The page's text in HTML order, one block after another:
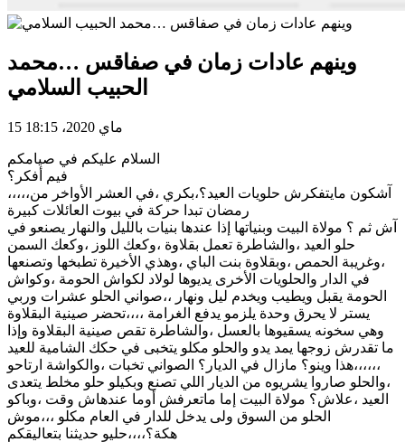
وينهم عادات زمان في صفاقس …محمد
الحبيب السلامي
15 ماي 2020، 18:15
السلام عليكم في صيامكم
فيم أفكر؟
،،،،،آشكون مايتفكرش حلويات العيد؟،بكري ،في العشر الأواخر من
رمضان تبدا حركة في بيوت العائلات كبيرة
آش ثم ؟ مولاة البيت وبنياتها إذا عندها بنيات بالليل والنهار يصنعو في
حلو العيد ،والشاطرة تعمل بقلاوة ،وكعك اللوز ،وكعك السمن
،وغريبة الحمص ،وبقلاوة بنت الباي ،وهذي الأخيرة تطبخها وتصنعها
في الدار والحلويات الأخرى يديوها لولاد لكواش الحومة ،وكواش
الحومة يقبل ويطيب ويخدم ليل ونهار ،،صواني الحلو عشرات وربي
يستر لا يحرق وحدة يلزمو يدفع الغرامة ،،،،تحضر صينية البقلاوة
وهي سخونه يسقيوها بالعسل ،والشاطرة تقص صينية البقلاوة وإذا
ما تقدرش زوجها يمد يدو والحلو مكلو يتخبى في حكك الشامية للعيد
،،،،،،هذا وينو؟ مازال في الديار؟ الصواني تخبات ،والكواشة ارتاحو
،والحلو صاروا يشريوه من الديار اللي تصنع وبكيلو حلو مخلط يتعدى
العيد ،علاش؟ مولاة البيت إما ماتعرفش أوما عندهاش وقت ،وباكو
الحلو من السوق ولى يدخل للدار في العام مكلو ،،،موش
هكة؟،،،،حليو حديثنا بتعاليقكم